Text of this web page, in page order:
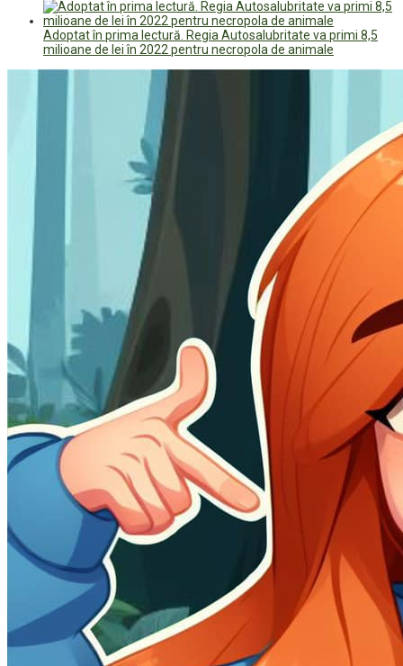
Adoptat în prima lectură. Regia Autosalubritate va primi 8,5
milioane de lei în 2022 pentru necropola de animale